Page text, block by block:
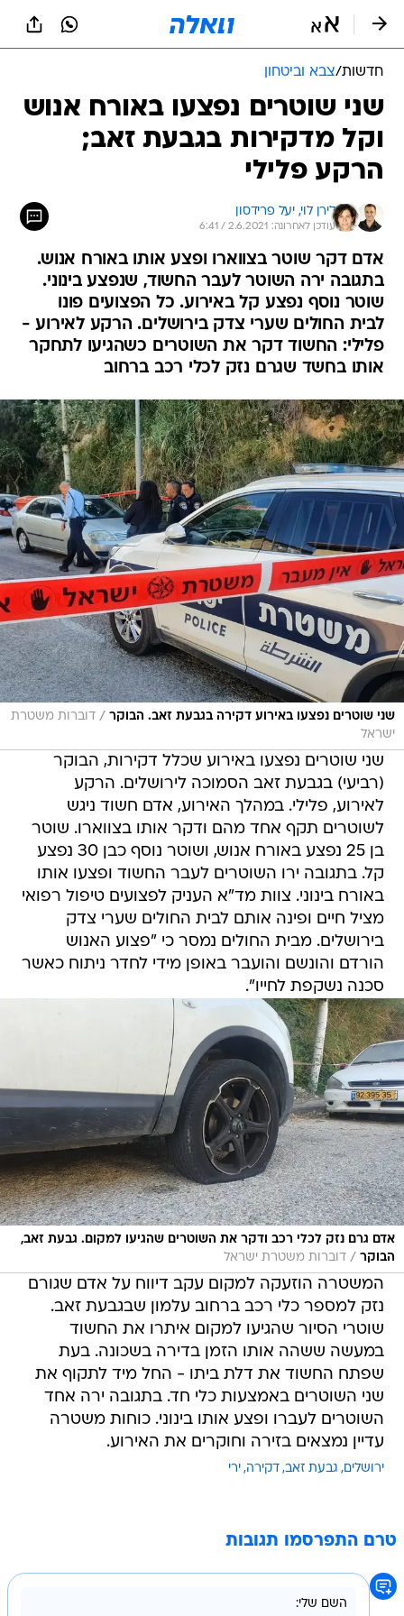
חדשות/צבא וביטחון
שני שוטרים נפצעו באורח אנוש
וקל מדקירות בגבעת זאב;
הרקע פלילי
לירן לוי, יעל פרידסון
עודכן לאחרונה: 2.6.2021 / 6:41
אדם דקר שוטר בצווארו ופצע אותו באורח אנוש.
בתגובה ירה השוטר לעבר החשוד, שנפצע בינוני.
שוטר נוסף נפצע קל באירוע. כל הפצועים פונו
לבית החולים שערי צדק בירושלים. הרקע לאירוע -
פלילי: החשוד דקר את השוטרים כשהגיעו לתחקר
אותו בחשד שגרם נזק לכלי רכב ברחוב
שני שוטרים נפצעו באירוע דקירה בגבעת זאב. הבוקר / דוברות משטרת
ישראל
שני שוטרים נפצעו באירוע שכלל דקירות, הבוקר
(רביעי) בגבעת זאב הסמוכה לירושלים. הרקע
לאירוע, פלילי. במהלך האירוע, אדם חשוד ניגש
לשוטרים תקף אחד מהם ודקר אותו בצווארו. שוטר
בן 25 נפצע באורח אנוש, ושוטר נוסף כבן 30 נפצע
קל. בתגובה ירו השוטרים לעבר החשוד ופצעו אותו
באורח בינוני. צוות מד"א העניק לפצועים טיפול רפואי
מציל חיים ופינה אותם לבית החולים שערי צדק
בירושלים. מבית החולים נמסר כי "פצוע האנוש
הורדם והונשם והועבר באופן מידי לחדר ניתוח כאשר
סכנה נשקפת לחייו".
אדם גרם נזק לכלי רכב ודקר את השוטרים שהגיעו למקום. גבעת זאב,
הבוקר / דוברות משטרת ישראל
המשטרה הוזעקה למקום עקב דיווח על אדם שגורם
נזק למספר כלי רכב ברחוב עלמון שבגבעת זאב.
שוטרי הסיור שהגיעו למקום איתרו את החשוד
במעשה ששהה אותו הזמן בדירה בשכונה. בעת
שפתח החשוד את דלת ביתו - החל מיד לתקוף את
שני השוטרים באמצעות כלי חד. בתגובה ירה אחד
השוטרים לעברו ופצע אותו בינוני. כוחות משטרה
עדיין נמצאים בזירה וחוקרים את האירוע.
ירושלים גבעת זאב דקירה ירי
טרם התפרסמו תגובות